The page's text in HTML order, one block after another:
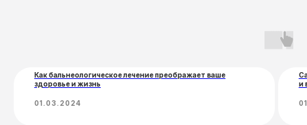
Как бальнеологическое лечение преображает ваше
здоровье и жизнь
01.03.2024
и